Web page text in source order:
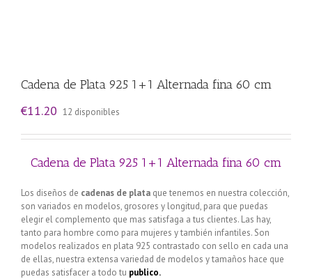
Cadena de Plata 925 1+1 Alternada fina 60 cm
€11.20 12 disponibles
Cadena de Plata 925 1+1 Alternada fina 60 cm
Los diseños de cadenas de plata que tenemos en nuestra colección,
son variados en modelos, grosores y longitud, para que puedas
elegir el complemento que mas satisfaga a tus clientes. Las hay,
tanto para hombre como para mujeres y también infantiles. Son
modelos realizados en plata 925 contrastado con sello en cada una
de ellas, nuestra extensa variedad de modelos y tamaños hace que
puedas satisfacer a todo tu publico.